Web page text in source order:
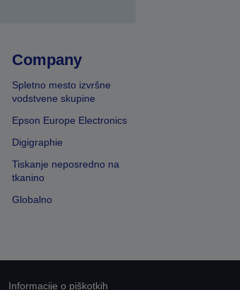
Company
Spletno mesto izvršne
vodstvene skupine
Epson Europe Electronics
Digigraphie
Tiskanje neposredno na
tkanino
Globalno
Informacije o piškotkih